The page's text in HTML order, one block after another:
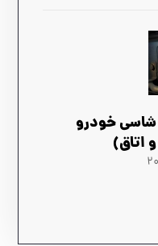
شاسی خودرو
اتاق)